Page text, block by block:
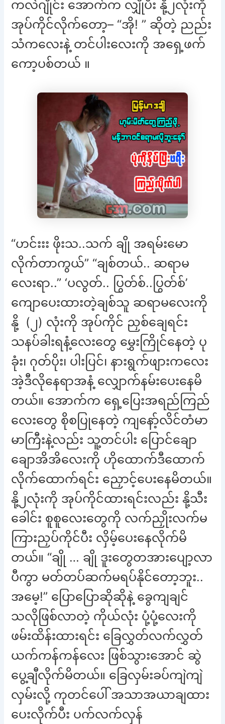
ကလဲဂျိုင်း အောက်က လျှိုပီး နို့၂လုံးကို
အုပ်ကိုင်လိုက်တော့– “အို! ” ဆိုတဲ့ ညည်း
သံကလေးနဲ့ တင်ပါးလေးကို အရှေ့ဖက်
ကော့ပစ်တယ် ။
“ဟင်းးး ဖိုးသ..သက် ချို အရမ်းမော
လိုက်တာကွယ်” “ချစ်တယ်.. ဆရာမ
လေးရာ..” ‘ပလွတ်.. ပြွတ်စ်..ပြွတ်စ်’
ကျောပေးထားတဲ့ချစ်သူ ဆရာမလေးကို
နို့ (၂) လုံးကို အုပ်ကိုင် ညှစ်ချေရင်း
သနပ်ခါးရနံ့လေးတွေ မွှေးကြိုင်နေတဲ့ ပု
ခုံး၊ ဂုတ်ပိုး၊ ပါးပြင်၊ နားရွက်ဖျားကလေး
အဲ့ဒီလိုနေရာအနံ့ လျှောက်နမ်းပေးနေမိ
တယ်။ အောက်က ရှေ့ပြေးအရည်ကြည်
လေးတွေ စိုစပြုနေတဲ့ ကျနော့်လိင်တံမာ
မာကြီးနဲ့လည်း သူ့တင်ပါး ပြောင်ချော
ချောအိအိလေးကို ဟိုထောက်ဒီထောက်
လိုက်ထောက်ရင်း ညှောင့်ပေးနေမိတယ်။
နို့၂လုံးကို အုပ်ကိုင်ထားရင်းလည်း နို့သီး
ခေါင်း စူစူလေးတွေကို လက်ညှိုးလက်မ
ကြားညှပ်ကိုင်ပီး လှိမ့်ပေးနေလိုက်မိ
တယ်။ “ချို … ချို ဒူးတွေတအားပျော့လာ
ပီကွာ မတ်တပ်ဆက်မရပ်နိုင်တော့ဘူး..
အမေ့!” ပြောပြောဆိုဆိုနဲ့ ခွေကျချင်
သလိုဖြစ်လာတဲ့ ကိုယ်လုံး ပုံ့ပုံ့လေးကို
ဖမ်းထိန်းထားရင်း ခြေလွှတ်လက်လွှတ်
ယက်ကန်ကန်လေး ဖြစ်သွားအောင် ဆွဲ
ပွေ့ချီလိုက်မိတယ်။ ခြေလှမ်းခပ်ကျဲကျဲ
လှမ်းလို့ ကုတင်ပေါ် အသာအယာချထား
ပေးလိုက်ပီး ပက်လက်လှန်